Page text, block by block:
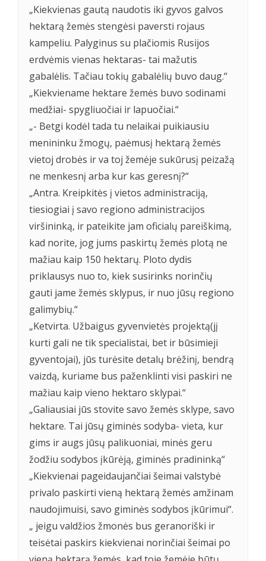
„Kiekvienas gautą naudotis iki gyvos galvos
hektarą žemės stengėsi paversti rojaus
kampeliu. Palyginus su plačiomis Rusijos
erdvėmis vienas hektaras- tai mažutis
gabalėlis. Tačiau tokių gabalėlių buvo daug.“
„Kiekviename hektare žemės buvo sodinami
medžiai- spygliuočiai ir lapuočiai.“
„- Betgi kodėl tada tu nelaikai puikiausiu
menininku žmogų, paėmusį hektarą žemės
vietoj drobės ir va toj žemėje sukūrusį peizažą
ne menkesnį arba kur kas geresnį?“
„Antra. Kreipkitės į vietos administraciją,
tiesiogiai į savo regiono administracijos
viršininką, ir pateikite jam oficialų pareiškimą,
kad norite, jog jums paskirtų žemės plotą ne
mažiau kaip 150 hektarų. Ploto dydis
priklausys nuo to, kiek susirinks norinčių
gauti jame žemės sklypus, ir nuo jūsų regiono
galimybių.“
„Ketvirta. Užbaigus gyvenvietės projektą(jį
kurti gali ne tik specialistai, bet ir būsimieji
gyventojai), jūs turėsite detalų brėžinį, bendrą
vaizdą, kuriame bus paženklinti visi paskiri ne
mažiau kaip vieno hektaro sklypai.“
„Galiausiai jūs stovite savo žemės sklype, savo
hektare. Tai jūsų giminės sodyba- vieta, kur
gims ir augs jūsų palikuoniai, minės geru
žodžiu sodybos įkūrėją, giminės pradininką“
„Kiekvienai pageidaujančiai šeimai valstybė
privalo paskirti vieną hektarą žemės amžinam
naudojimuisi, savo giminės sodybos įkūrimui“.
„ jeigu valdžios žmonės bus geranoriški ir
teisėtai paskirs kiekvienai norinčiai šeimai po